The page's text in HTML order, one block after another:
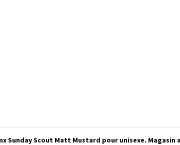
Sunday Scout Matt Mustard pour unisexe.